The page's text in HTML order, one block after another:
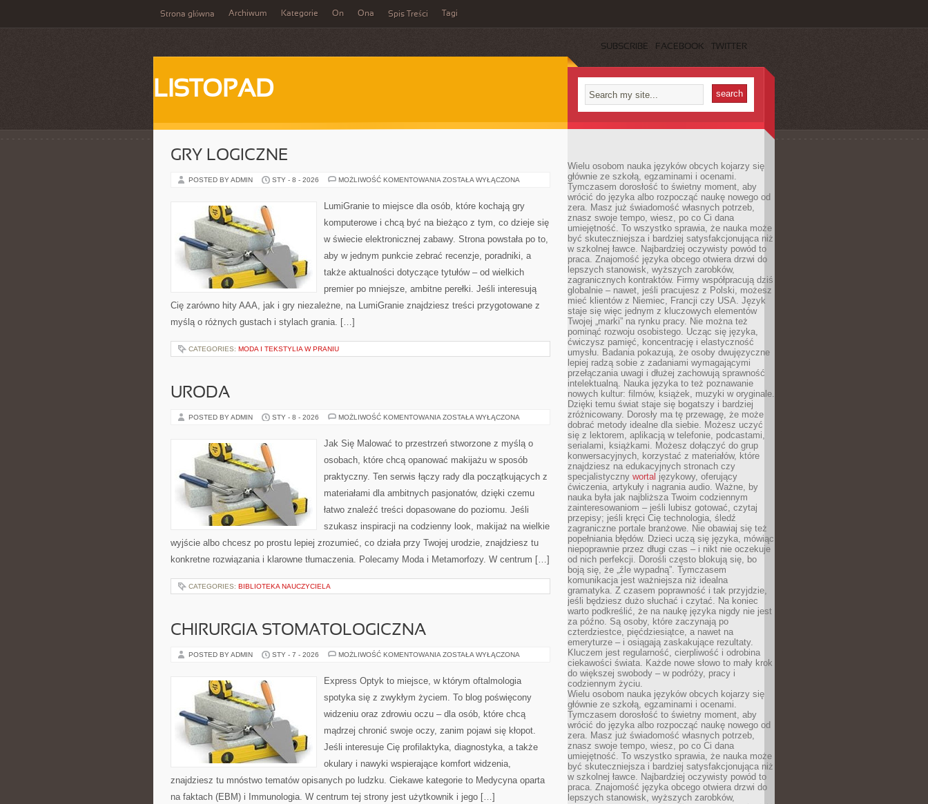
Strona główna Archiwum Kategorie On Ona Spis Treści Tagi
SUBSCRIBE FACEBOOK TWITTER
LISTOPAD
GRY LOGICZNE
POSTED BY ADMIN STY - 8 - 2026 MOŻLIWOŚĆ KOMENTOWANIA GRY
ZOSTAŁA WYŁĄCZONA
LumiGranie to miejsce dla osób, które kochają gry
komputerowe i chcą być na bieżąco z tym, co dzieje się
w świecie elektronicznej zabawy. Strona powstała po to,
aby w jednym punkcie zebrać recenzje, poradniki, a
także aktualności dotyczące tytułów – od wielkich
premier po mniejsze, ambitne perełki. Jeśli interesują
Cię zarówno hity AAA, jak i gry niezależne, na LumiGranie znajdziesz treści przygotowane z
myślą o różnych gustach i stylach grania. […]
CATEGORIES: MODA I TEKSTYLIA W PRANIU
URODA
POSTED BY ADMIN STY - 8 - 2026 MOŻLIWOŚĆ KOMENTOWANIA URODA
ZOSTAŁA WYŁĄCZONA
Jak Się Malować to przestrzeń stworzone z myślą o
osobach, które chcą opanować makijażu w sposób
praktyczny. Ten serwis łączy rady dla początkujących z
materiałami dla ambitnych pasjonatów, dzięki czemu
łatwo znaleźć treści dopasowane do poziomu. Jeśli
szukasz inspiracji na codzienny look, makijaż na wielkie
wyjście albo chcesz po prostu lepiej zrozumieć, co działa przy Twojej urodzie, znajdziesz tu
konkretne rozwiązania i klarowne tłumaczenia. Polecamy Moda i Metamorfozy. W centrum […]
CATEGORIES: BIBLIOTEKA NAUCZYCIELA
CHIRURGIA STOMATOLOGICZNA
POSTED BY ADMIN STY - 7 - 2026 MOŻLIWOŚĆ KOMENTOWANIA CHIRURGIA
ZOSTAŁA WYŁĄCZONA
Express Optyk to miejsce, w którym oftalmologia
spotyka się z zwykłym życiem. To blog poświęcony
widzeniu oraz zdrowiu oczu – dla osób, które chcą
mądrzej chronić swoje oczy, zanim pojawi się kłopot.
Jeśli interesuje Cię profilaktyka, diagnostyka, a także
okulary i nawyki wspierające komfort widzenia,
znajdziesz tu mnóstwo tematów opisanych po ludzku. Ciekawe kategorie to Medycyna oparta
na faktach (EBM) i Immunologia. W centrum tej strony jest użytkownik i jego […]
Wielu osobom nauka języków obcych kojarzy się
głównie ze szkołą, egzaminami i ocenami.
Tymczasem dorosłość to świetny moment, aby
wrócić do języka albo rozpocząć naukę nowego od
zera. Masz już świadomość własnych potrzeb,
znasz swoje tempo, wiesz, po co Ci dana
umiejętność. To wszystko sprawia, że nauka może
być skuteczniejsza i bardziej satysfakcjonująca niż
w szkolnej ławce. Najbardziej oczywisty powód to
praca. Znajomość języka obcego otwiera drzwi do
lepszych stanowisk, wyższych zarobków,
zagranicznych kontraktów. Firmy współpracują dziś
globalnie – nawet, jeśli pracujesz z Polski, możesz
mieć klientów z Niemiec, Francji czy USA. Język
staje się więc jednym z kluczowych elementów
Twojej „marki” na rynku pracy. Nie można też
pominąć rozwoju osobistego. Ucząc się języka,
ćwiczysz pamięć, koncentrację i elastyczność
umysłu. Badania pokazują, że osoby dwujęzyczne
lepiej radzą sobie z zadaniami wymagającymi
przełączania uwagi i dłużej zachowują sprawność
intelektualną. Nauka języka to też poznawanie
nowych kultur: filmów, książek, muzyki w oryginale.
Dzięki temu świat staje się bogatszy i bardziej
zróżnicowany. Dorosły ma tę przewagę, że może
dobrać metody idealne dla siebie. Możesz uczyć
się z lektorem, aplikacją w telefonie, podcastami,
serialami, książkami. Możesz dołączyć do grup
konwersacyjnych, korzystać z materiałów, które
znajdziesz na edukacyjnych stronach czy
specjalistyczny wortal językowy, oferujący
ćwiczenia, artykuły i nagrania audio. Ważne, by
nauka była jak najbliższa Twoim codziennym
zainteresowaniom – jeśli lubisz gotować, czytaj
przepisy; jeśli kręci Cię technologia, śledź
zagraniczne portale branżowe. Nie obawiaj się też
popełniania błędów. Dzieci uczą się języka, mówiąc
niepoprawnie przez długi czas – i nikt nie oczekuje
od nich perfekcji. Dorośli często blokują się, bo
boją się, że „źle wypadną”. Tymczasem
komunikacja jest ważniejsza niż idealna
gramatyka. Z czasem poprawność i tak przyjdzie,
jeśli będziesz dużo słuchać i czytać. Na koniec
warto podkreślić, że na naukę języka nigdy nie jest
za późno. Są osoby, które zaczynają po
czterdziestce, pięćdziesiątce, a nawet na
emeryturze – i osiągają zaskakujące rezultaty.
Kluczem jest regularność, cierpliwość i odrobina
ciekawości świata. Każde nowe słowo to mały krok
do większej swobody – w podróży, pracy i
codziennym życiu.
Wielu osobom nauka języków obcych kojarzy się
głównie ze szkołą, egzaminami i ocenami.
Tymczasem dorosłość to świetny moment, aby
wrócić do języka albo rozpocząć naukę nowego od
zera. Masz już świadomość własnych potrzeb,
znasz swoje tempo, wiesz, po co Ci dana
umiejętność. To wszystko sprawia, że nauka może
być skuteczniejsza i bardziej satysfakcjonująca niż
w szkolnej ławce. Najbardziej oczywisty powód to
praca. Znajomość języka obcego otwiera drzwi do
lepszych stanowisk, wyższych zarobków,